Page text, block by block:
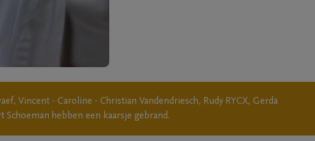
Vincent - Caroline - Christian Vandendriesch, Rudy RYCX, Gerda
Schoeman hebben een kaarsje gebrand.